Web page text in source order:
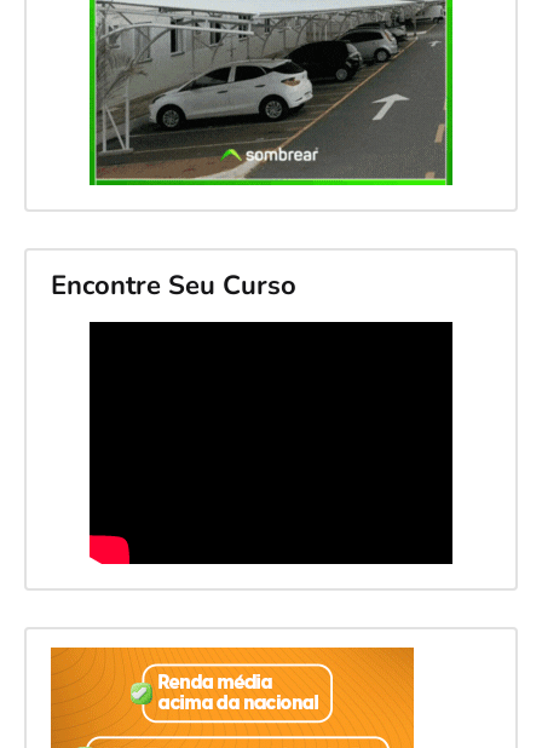
Encontre Seu Curso